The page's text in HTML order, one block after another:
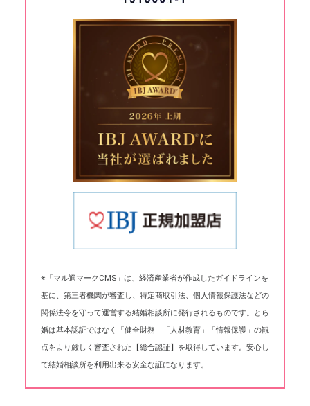
※「マル適マークCMS」は、経済産業省が作成したガイドラインを
基に、第三者機関が審査し、特定商取引法、個人情報保護法などの
関係法令を守って運営する結婚相談所に発行されるものです。とら
婚は基本認証ではなく「健全財務」「人材教育」「情報保護」の観
点をより厳しく審査された【総合認証】を取得しています。安心し
て結婚相談所を利用出来る安全な証になります。